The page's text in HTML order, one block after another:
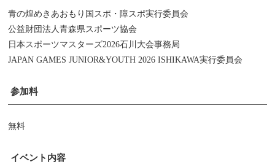
青の煌めきあおもり国スポ・障スポ実行委員会
公益財団法人青森県スポーツ協会
日本スポーツマスターズ2026石川大会事務局
JAPAN GAMES JUNIOR&YOUTH 2026 ISHIKAWA実行委員会
参加料
無料
イベント内容